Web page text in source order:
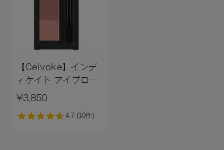
【Celvoke】インデ
ィケイト アイブロウ
パウダー 11
¥3,850